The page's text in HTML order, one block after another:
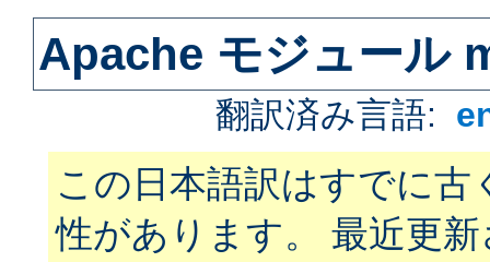
Apache モジュール
翻訳済み言語:
この日本語訳はすでに古
性があります。 最近更